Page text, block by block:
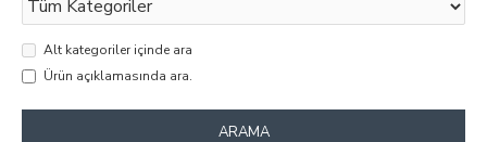
Alt kategoriler içinde ara
Ürün açıklamasında ara.
ARAMA